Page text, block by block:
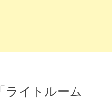
「ライトルーム